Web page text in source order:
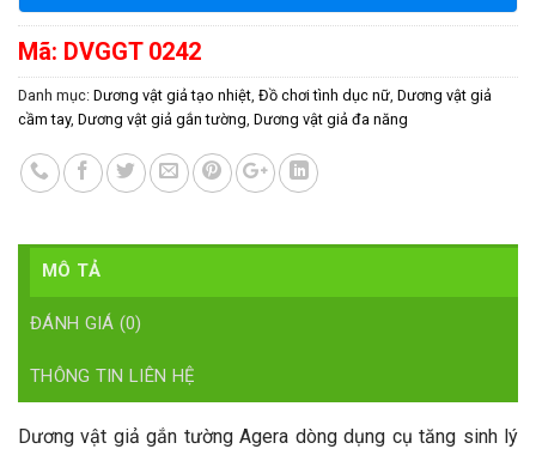
Mã: DVGGT 0242
Danh mục: Dương vật giả tạo nhiệt Đồ chơi tình dục nữ Dương vật giả
cầm tay, Dương vật giả gắn tường Dương vật giả đa năng
MÔ TẢ
ĐÁNH GIÁ (0)
THÔNG TIN LIÊN HỆ
Dương vật giả gắn tường Agera dòng dụng cụ tăng sinh lý